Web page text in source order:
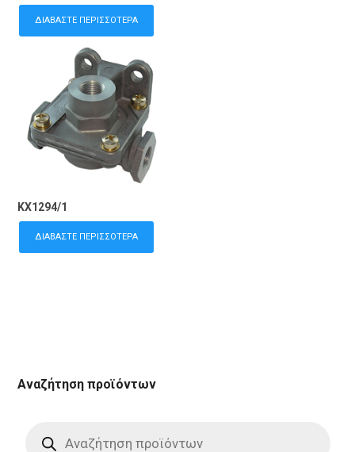
ΔΙΑΒΆΣΤΕ ΠΕΡΙΣΣΌΤΕΡΑ
KX1294/1
ΔΙΑΒΆΣΤΕ ΠΕΡΙΣΣΌΤΕΡΑ
Αναζήτηση προϊόντων
search